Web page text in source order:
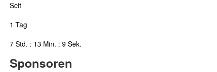
Seit
1 Tag
7 Std. : 13 Min. : 10 Sek.
Sponsoren